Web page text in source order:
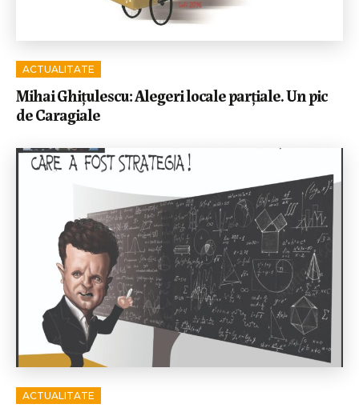
ACTUALITATE
Mihai Ghițulescu: Alegeri locale parțiale. Un pic
de Caragiale
ACTUALITATE